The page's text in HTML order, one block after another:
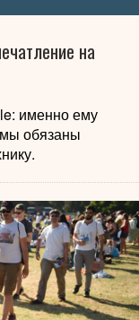
на
именно ему
мы обязаны